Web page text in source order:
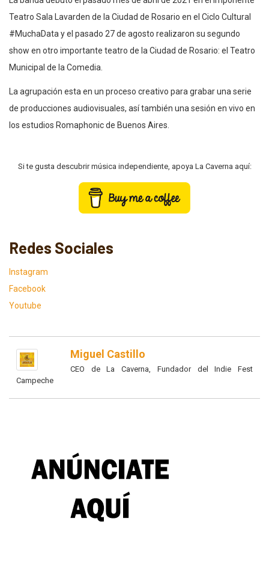
Teatro Sala Lavarden de la Ciudad de Rosario en el Ciclo Cultural
#MuchaData y el pasado 27 de agosto realizaron su segundo
show en otro importante teatro de la Ciudad de Rosario: el Teatro
Municipal de la Comedia.
La agrupación esta en un proceso creativo para grabar una serie
de producciones audiovisuales, así también una sesión en vivo en
los estudios Romaphonic de Buenos Aires.
Si te gusta descubrir música independiente, apoya La Caverna aquí:
Redes Sociales
Instagram
Facebook
Youtube
Miguel Castillo
CEO de La Caverna, Fundador del Indie Fest
Campeche